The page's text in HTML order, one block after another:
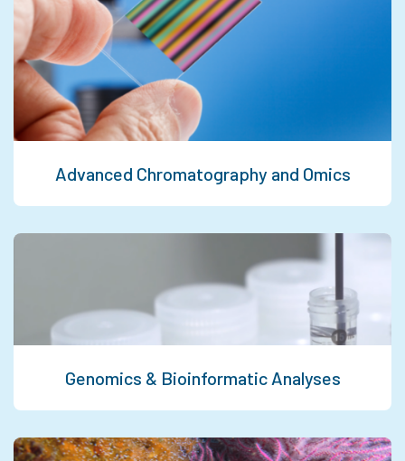
Advanced Chromatography and Omics
Genomics & Bioinformatic Analyses